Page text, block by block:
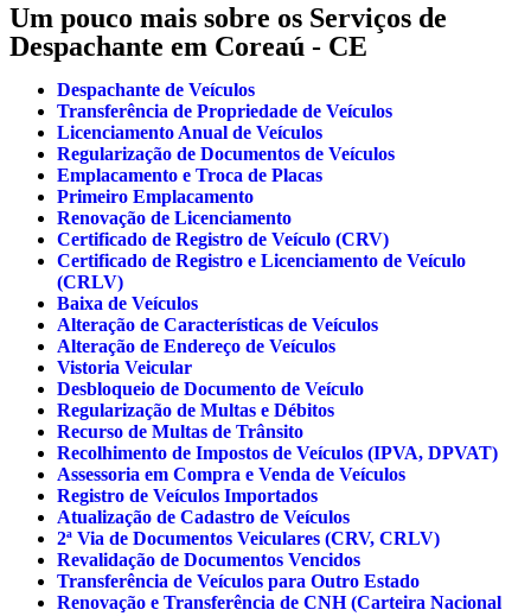
Um pouco mais sobre os Serviços de
Despachante em Coreaú - CE
Despachante de Veículos
Transferência de Propriedade de Veículos
Licenciamento Anual de Veículos
Regularização de Documentos de Veículos
Emplacamento e Troca de Placas
Primeiro Emplacamento
Renovação de Licenciamento
Certificado de Registro de Veículo (CRV)
Certificado de Registro e Licenciamento de Veículo
(CRLV)
Baixa de Veículos
Alteração de Características de Veículos
Alteração de Endereço de Veículos
Vistoria Veicular
Desbloqueio de Documento de Veículo
Regularização de Multas e Débitos
Recurso de Multas de Trânsito
Recolhimento de Impostos de Veículos (IPVA, DPVAT)
Assessoria em Compra e Venda de Veículos
Registro de Veículos Importados
Atualização de Cadastro de Veículos
2ª Via de Documentos Veiculares (CRV, CRLV)
Revalidação de Documentos Vencidos
Transferência de Veículos para Outro Estado
Renovação e Transferência de CNH (Carteira Nacional